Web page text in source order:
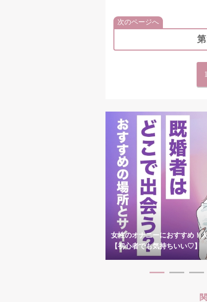
次のページへ
1
女性のオナニーにおすすめ！
【初心者でも気持ちいい♡】